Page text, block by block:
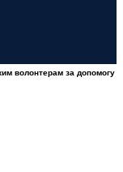
волонтерам за допомогу